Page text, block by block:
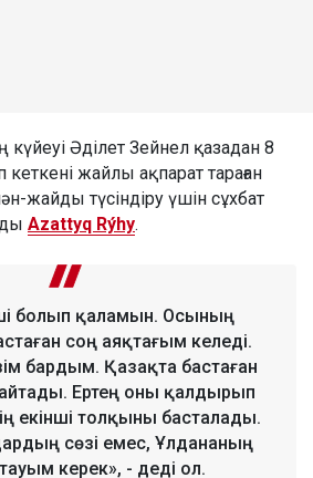
Әділет Зейнел қазадан 8
кеткені жайлы ақпарат тараған
жайды түсіндіру үшін сұхбат
Azattyq Rýhy.
болып қаламын. Осының
соң аяқтағым келеді.
бардым. Қазақта бастаған
айтады. Ертең оны қалдырып
екінші толқыны басталады.
сөзі емес, Ұлдананың
керек», - деді ол.